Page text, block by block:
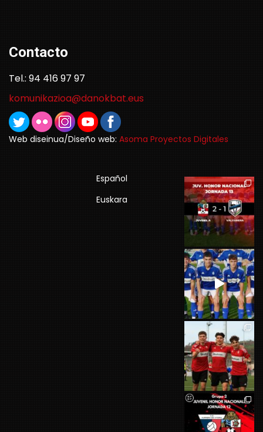
Contacto
Tel.: 94 416 97 97
komunikazioa@danokbat.eus
Web diseinua/Diseño web: Asoma Proyectos Digitales
Español
Euskara